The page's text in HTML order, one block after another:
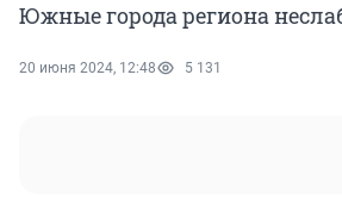
Южные города региона
20 июня 2024, 12:48 5 131